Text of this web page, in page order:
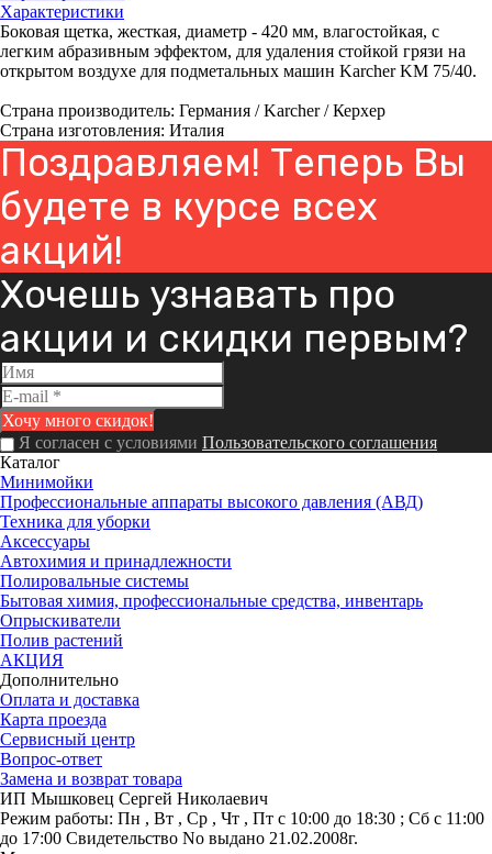
Характеристики
Боковая щетка, жесткая, диаметр - 420 мм, влагостойкая, с
легким абразивным эффектом, для удаления стойкой грязи на
открытом воздухе для подметальных машин Karcher KM 75/40.
Страна производитель: Германия / Karcher / Керхер
Страна изготовления: Италия
Поздравляем! Теперь Вы
будете в курсе всех
акций!
Хочешь узнавать про
акции и скидки первым?
Я согласен с условиями Пользовательского соглашения
Каталог
Минимойки
Профессиональные аппараты высокого давления (АВД)
Техника для уборки
Аксессуары
Автохимия и принадлежности
Полировальные системы
Бытовая химия, профессиональные средства, инвентарь
Опрыскиватели
Полив растений
АКЦИЯ
Дополнительно
Оплата и доставка
Карта проезда
Сервисный центр
Вопрос-ответ
Замена и возврат товара
ИП Мышковец Сергей Николаевич
Режим работы: Пн , Вт , Ср , Чт , Пт c 10:00 до 18:30 ; Сб c 11:00
до 17:00 Свидетельство No выдано 21.02.2008г.